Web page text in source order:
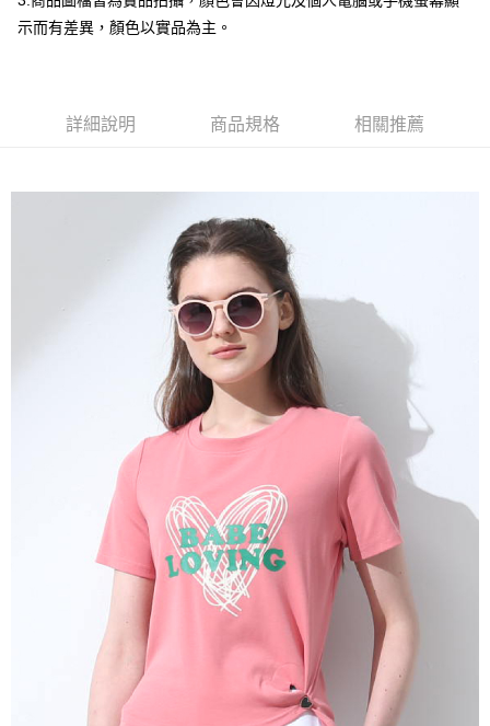
台灣樂天信用卡公司
大哥付你分期
2.付款方式選擇「大哥付你分期」，訂單成立後會自動跳轉到大哥付的交易
流程，驗證手機門號後，選擇欲分期的期數、繳款截止日，確認付款後即完
4.訂單成立30分鐘內，如未前往確認交易或遇審核未通過，訂單將自動取
消。如遇「轉專審核」未通過狀況，表示未達大哥付你分期系統評分，恕無
1.分期款項不併入電信帳單，「大哥付你分期」於每月結算日後寄送繳費提
2.透過簡訊連結打開帳單後，可選擇「超商條碼／台灣大直營門市／銀行轉
帳／街口支付／iPASS MONEY」等通路繳費。
1.本服務係由「台灣大哥大股份有限公司」（以下簡稱本公司）所提供，讓
用戶於交易時，得透過本服務購買商品或服務，並由商店將買賣／分期付款
買賣價金債權讓與本公司後，依約使用本公司帳單繳交帳款。
2.基於同意付款使用「大哥付你分期」之契約關係目的，商店將以您的個人
資料（包含姓名、電話或地址）提供予台灣大哥大進項蒐集、處理及利用，
由本公司與您本人進行分期帳單所需資料之確認、核對及更正。
3.完整用戶服務條款，請詳閱以下連結：https://oppay.tw/userRule
相關說明
２．便利：只要手機號碼，簡訊認證，即可結帳。
３．安心：先確認商品／服務後，再付款。
【「AFTEE先享後付」結帳流程】
１．於結帳方式選擇「AFTEE先享後付」後，將跳轉至「AFTEE先享後付」
結帳頁面，進行簡訊認證並確認金額後，即可完成結帳。
２．訂單成立數日內，您將收到繳費通知簡訊。
３．收到繳費通知簡訊後14天內，點擊此簡訊中的連結，可透過四大超商／
ATM／網路銀行／等多元方式進行付款，方視為交易完成。
※ 請注意：結帳手續完成當下不需立刻繳費，但若您需要取消訂單，請聯絡
購買商品的店家。未經商家同意取消之訂單仍視為有效，需透過AFTEE先享
後付繳納相關費用。
※ 交易是否成功請以「AFTEE先享後付 」之結帳頁面顯示為準，若有關於
是否繳費成功／繳費後需取消欲退款等相關疑問，請聯繫「AFTEE先享後付
客戶支援中心」
https://netprotections.freshdesk.com/support/home
【注意事項】
１．透過由恩沛科技股份有限公司提供之「AFTEE先享後付」服務完成之交
易，需依本服務之必要範圍內提供個人資料，並將交易相關給付款項請求債
權轉讓予恩沛科技股份有限公司。
２．關於個人資料處理事宜，請瀏覽以下網址：
https://aftee.tw/terms/#terms3
３．未成年的使用者請事先徵得法定代理人或監護人之同意方可使用
「AFTEE先享後付」，若未經同意申辦者引起之損失，本公司不負相關責
４．使用「AFTEE先享後付」時，將依據個別帳號之用戶狀況，依本公司即
每筆NT$120，滿NT$2,000(含以上)免運費
每筆NT$120，滿NT$2,000(含以上)免運費
每筆NT$120，滿NT$2,000(含以上)免運費
示而有差異，顏色以實品為主。
詳細說明 商品規格 相關推薦